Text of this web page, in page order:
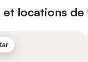
et locations